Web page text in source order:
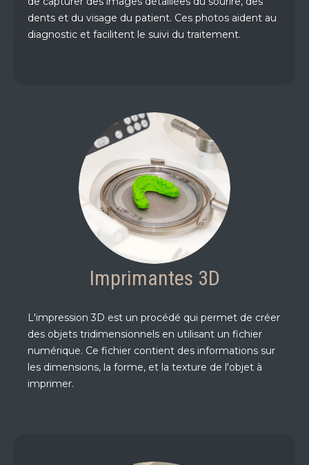
dents et du visage du patient. Ces photos aident au
diagnostic et facilitent le suivi du traitement.
Imprimantes 3D
L'impression 3D est un procédé qui permet de créer
des objets tridimensionnels en utilisant un fichier
numérique. Ce fichier contient des informations sur
les dimensions, la forme, et la texture de l'objet à
imprimer.